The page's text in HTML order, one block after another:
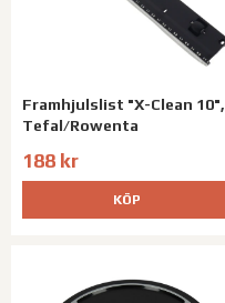
Framhjulslist "X-Clean 10",
Tefal/Rowenta
188 kr
KÖP